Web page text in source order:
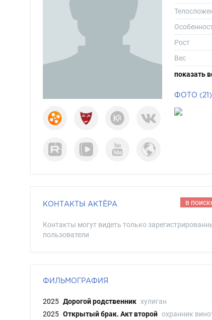
Рост
Вес
Размер
показать
ФОТО (21)
КОНТАКТЫ АКТЁРА в
Контакты могут видеть только
пользователи
ФИЛЬМОГРАФИЯ
2025 Дорогой родственник хулиган
2025 Открытый брак. Акт второй охранник